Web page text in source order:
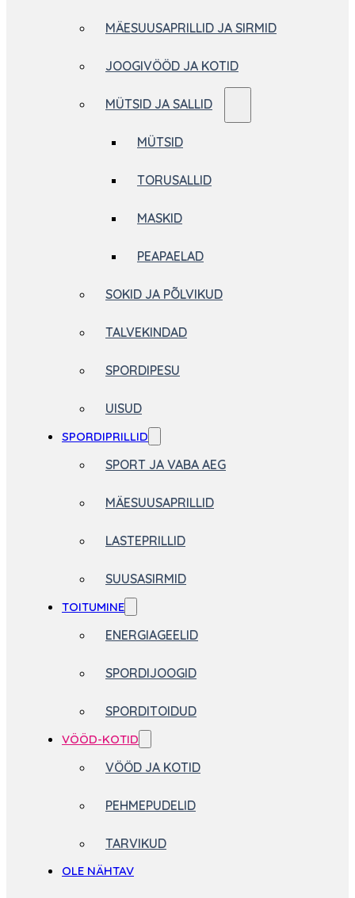
MÄESUUSAPRILLID JA SIRMID
JOOGIVÖÖD JA KOTID
MÜTSID JA SALLID
MÜTSID
TORUSALLID
MASKID
PEAPAELAD
SOKID JA PÕLVIKUD
TALVEKINDAD
SPORDIPESU
UISUD
SPORDIPRILLID
SPORT JA VABA AEG
MÄESUUSAPRILLID
LASTEPRILLID
SUUSASIRMID
TOITUMINE
ENERGIAGEELID
SPORDIJOOGID
SPORDITOIDUD
VÖÖD-KOTID
VÖÖD JA KOTID
PEHMEPUDELID
TARVIKUD
OLE NÄHTAV